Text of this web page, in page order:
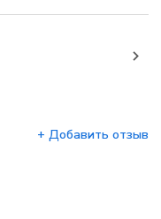
+ Добавить отзыв